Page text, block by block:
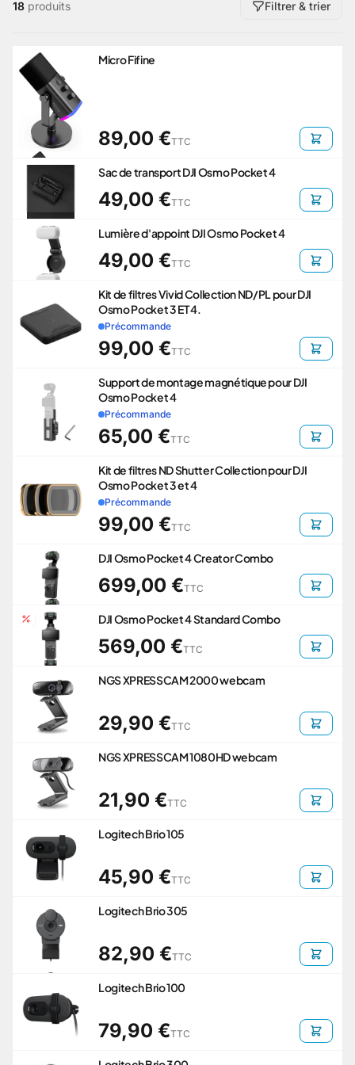
18 produits Filtrer & trier
Micro Fifine
89,00 €TTC
Sac de transport DJI Osmo Pocket 4
49,00 €TTC
Lumière d'appoint DJI Osmo Pocket 4
49,00 €TTC
Kit de filtres Vivid Collection ND/PL pour DJI
Osmo Pocket 3 ET 4.
Précommande
99,00 €TTC
Support de montage magnétique pour DJI
Osmo Pocket 4
Précommande
65,00 €TTC
Kit de filtres ND Shutter Collection pour DJI
Osmo Pocket 3 et 4
Précommande
99,00 €TTC
DJI Osmo Pocket 4 Creator Combo
699,00 €TTC
DJI Osmo Pocket 4 Standard Combo
569,00 €TTC
NGS XPRESSCAM 2000 webcam
29,90 €TTC
NGS XPRESSCAM 1080HD webcam
21,90 €TTC
Logitech Brio 105
45,90 €TTC
Logitech Brio 305
82,90 €TTC
Logitech Brio 100
79,90 €TTC